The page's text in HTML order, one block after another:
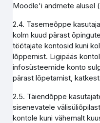
Moodle'i andmete alusel
2.4. Tasemeõppe
kolm kuud pärast
töötajate kontosid kuni
lõppemist. Ligipääs
infosüsteemide konto
pärast lõpetamist,
2.5. Täiendõppe
sisenevatele
kontole kuni vähemalt